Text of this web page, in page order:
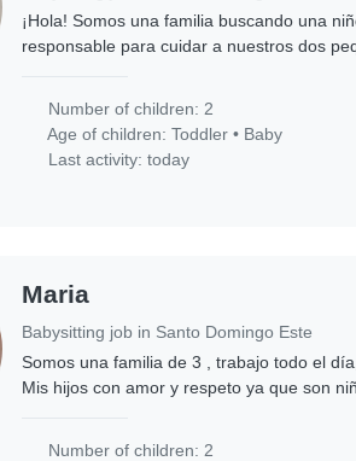
¡Hola! Somos una familia buscando una
responsable para cuidar a nuestros dos
Number of children: 2
Age of children:Toddler • Baby
Last activity: today
Maria
Babysitting job in Santo Domingo Este
Somos una familia de 3 , trabajo todo el
Mis hijos con amor y respeto ya que son
Number of children: 2